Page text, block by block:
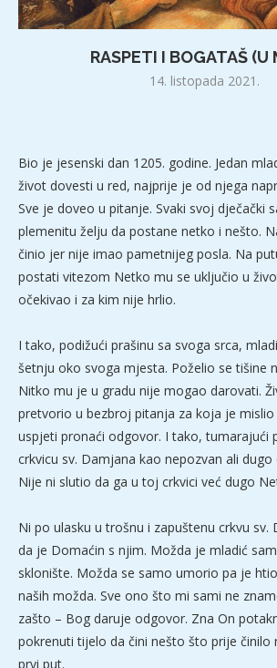
RASPETI I BOGATAŠ (U
14. listopada 2021.
Bio je jesenski dan 1205. godine. Jedan
život dovesti u red, najprije je od njega
Sve je doveo u pitanje. Svaki svoj dječački
plemenitu želju da postane netko i nešto.
činio jer nije imao pametnijeg posla. Na
postati vitezom Netko mu se uključio u
očekivao i za kim nije hrlio.
I tako, podižući prašinu sa svoga srca,
šetnju oko svoga mjesta. Poželio se tišine
Nitko mu je u gradu nije mogao darovati.
pretvorio u bezbroj pitanja za koja je mislio
uspjeti pronaći odgovor. I tako, tumarajući
crkvicu sv. Damjana kao nepozvan ali dugo
Nije ni slutio da ga u toj crkvici već dugo
Ni po ulasku u trošnu i zapuštenu crkvu sv.
da je Domaćin s njim. Možda je mladić
sklonište. Možda se samo umorio pa je
naših možda. Sve ono što mi sami ne
zašto – Bog daruje odgovor. Zna On
pokrenuti tijelo da čini nešto što prije činilo
prvi put.